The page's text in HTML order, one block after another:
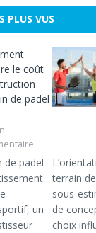
PLUS VUS
le coût
de padel
de padel
un
terrain
sous-
de
choix